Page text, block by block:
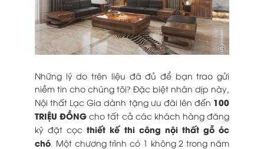
Những lý do trên liệu đã đủ để bạn trao gửi
niềm tin cho chúng tôi? Đặc biệt nhân dịp này,
Nội thất Lạc Gia dành tặng ưu đãi lên đến 100
TRIỆU ĐỒNG cho tất cả các khách hàng đăng
ký đặt cọcthiết kế thi công nội thất gỗ óc
chó . Một chương trình có 1 không 2 trong năm